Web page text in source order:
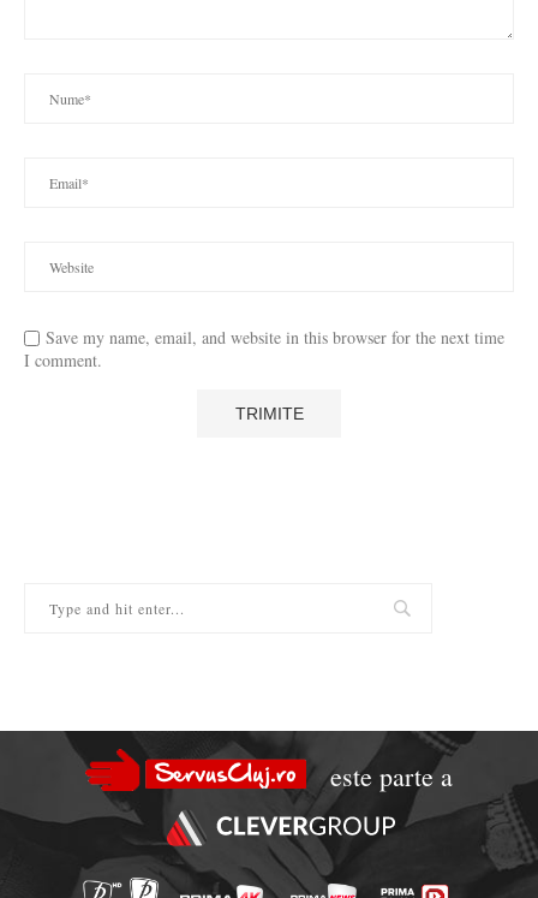
Save my name, email, and website in this browser for the next time
I comment.
este parte a